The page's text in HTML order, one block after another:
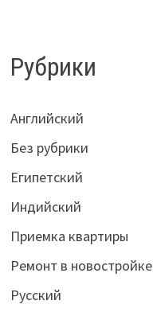
Рубрики
Английский
Без рубрики
Египетский
Индийский
Приемка квартиры
Ремонт в новостройке
Русский